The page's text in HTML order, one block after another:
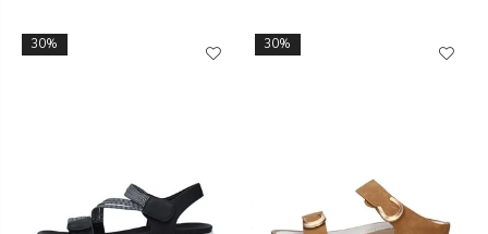
30% 30%